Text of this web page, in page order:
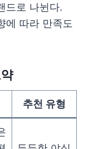
드로 나뉜다.
에 따라 만족도
추천 유형